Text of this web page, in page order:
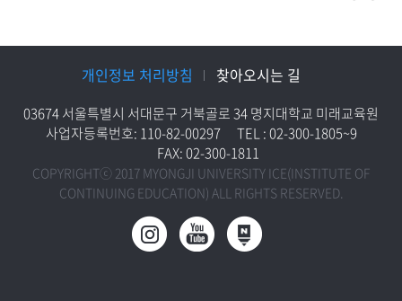
개인정보 처리방침 찾아오시는 길
03674 서울특별시 서대문구 거북골로 34 명지대학교 미래교육원
사업자등록번호: 110-82-00297
TEL : 02-300-1805~9
FAX: 02-300-1811
COPYRIGHTⓒ 2017 MYONGJI UNIVERSITY ICE(INSTITUTE OF
CONTINUING EDUCATION) ALL RIGHTS RESERVED.